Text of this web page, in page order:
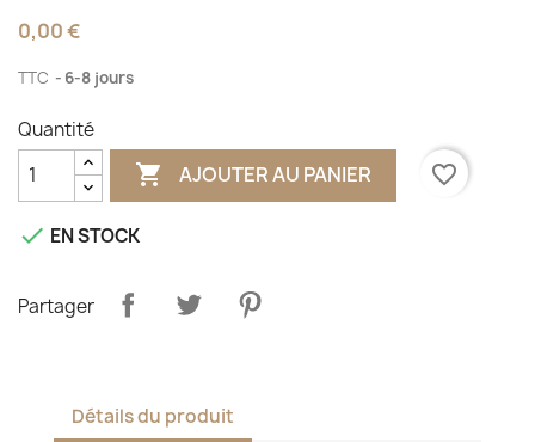
0,00 €
TTC 6-8 jours
Quantité
 AJOUTER AU PANIER favorite_border
 EN STOCK
Partager
Détails du produit